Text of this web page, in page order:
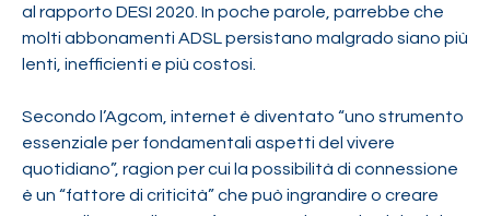
al rapporto DESI 2020. In poche parole, parrebbe che
molti abbonamenti ADSL persistano malgrado siano più
lenti, inefficienti e più costosi.
Secondo l’Agcom, internet è diventato “uno strumento
essenziale per fondamentali aspetti del vivere
quotidiano”, ragion per cui la possibilità di connessione
è un “fattore di criticità” che può ingrandire o creare